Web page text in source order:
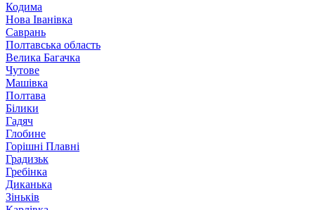
Кодима
Нова Іванівка
Саврань
Полтавська область
Велика Багачка
Чутове
Машівка
Полтава
Білики
Гадяч
Глобине
Горішні Плавні
Градизьк
Гребінка
Диканька
Зіньків